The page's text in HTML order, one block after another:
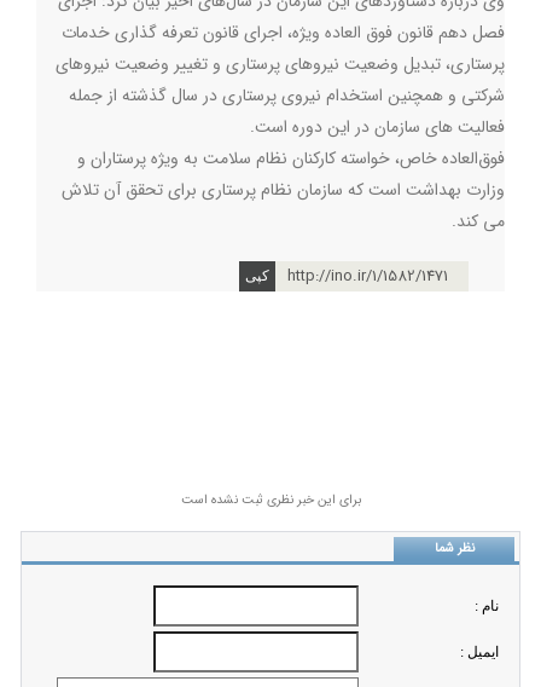
فصل دهم قانون فوق العاده ویژه، اجرای قانون تعرفه گذاری خدمات
پرستاری، تبدیل وضعیت نیروهای پرستاری و تغییر وضعیت نیروهای
شرکتی و همچنین استخدام نیروی پرستاری در سال گذشته از جمله
فعالیت های سازمان در این دوره است.
فوق‌العاده خاص، خواسته کارکنان نظام سلامت به ویژه پرستاران و
وزارت بهداشت است که سازمان نظام پرستاری برای تحقق آن تلاش
می کند. ‌
http://ino.ir/1/1582/1471
برای این خبر نظری ثبت نشده است
نظر شما
نام :
ايميل :